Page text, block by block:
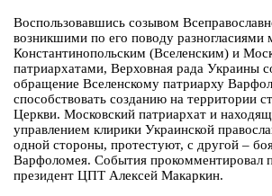
Воспользовавшись созывом
возникшими по его поводу разногласиями
Константинопольским (Вселенским) и
патриархатами, Верховная рада Украины
обращение Вселенскому патриарху
способствовать созданию на территории
Церкви. Московский патриархат и
управлением клирики Украинской
одной стороны, протестуют, с другой –
Варфоломея. События прокомментировал
президент ЦПТ Алексей Макаркин.